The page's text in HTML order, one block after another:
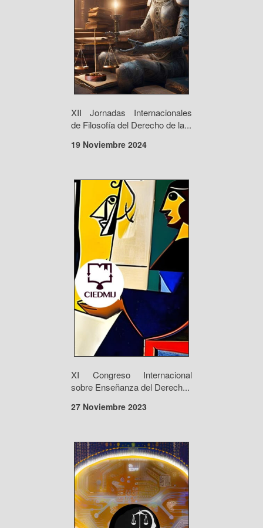
XII Jornadas Internacionales
de Filosofía del Derecho de la...
19 Noviembre 2024
XI Congreso Internacional
sobre Enseñanza del Derech...
27 Noviembre 2023